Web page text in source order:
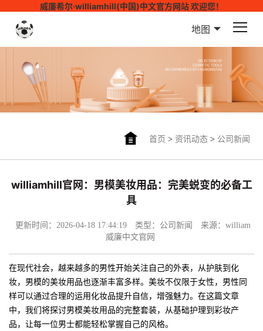
威廉希尔·williamhill(中国)中文官方网站 欢迎您！
地图
首页 > 资讯动态> 公司新闻
williamhill官网：男模美妆用品：完美蜕变的必备工
具
更新时间：2026-04-18 17:44:19 类型：公司新闻
来源：william
威廉中文官网
在现代社会，越来越多的男性开始关注自己的外表，从护肤到化
妆，男模的美妆用品也逐渐丰富多样。美妆不仅限于女性，男性同
样可以通过合理的运用化妆品提升自信，增强魅力。在这篇文章
中，我们将探讨男模美妆用品的完整套装，从基础护理到彩妆产
品，让每一位男士都能轻松掌握自己的风格。